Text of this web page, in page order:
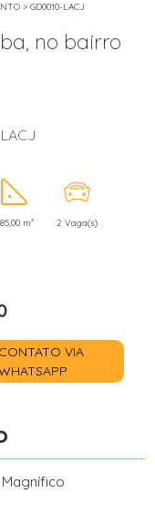
> GD0010-LACJ
no bairro
m² 2 Vaga(s)
CONTATO VIA